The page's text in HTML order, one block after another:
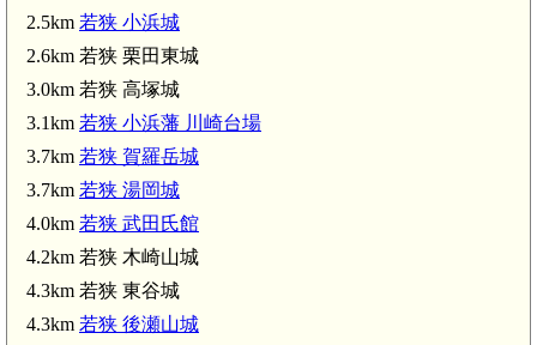
2.5km 若狭 小浜城
2.6km 若狭 栗田東城
3.0km 若狭 高塚城
3.1km 若狭 小浜藩 川崎台場
3.7km 若狭 賀羅岳城
3.7km 若狭 湯岡城
4.0km 若狭 武田氏館
4.2km 若狭 木崎山城
4.3km 若狭 東谷城
4.3km 若狭 後瀬山城